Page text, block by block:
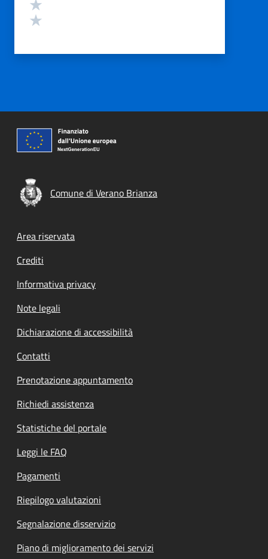
Comune di Verano Brianza
Footer menu
Area riservata
Crediti
Informativa privacy
Note legali
Dichiarazione di accessibilità
Contatti
Prenotazione appuntamento
Richiedi assistenza
Statistiche del portale
Leggi le FAQ
Pagamenti
Riepilogo valutazioni
Segnalazione disservizio
Piano di miglioramento dei servizi